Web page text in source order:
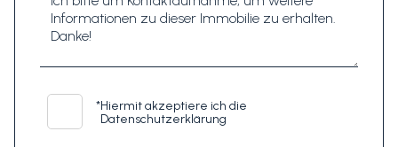
*Hiermit akzeptiere ich die
Datenschutzerklärung